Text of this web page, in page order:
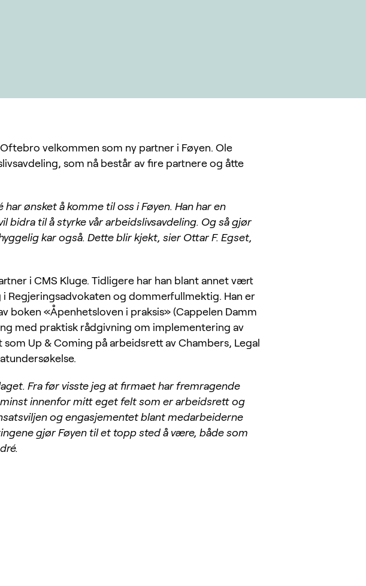
velkommen som ny partner i Føyen. Ole
som nå består av fire partnere og åtte
ønsket å komme til oss i Føyen. Han har en
bidra til å styrke vår arbeidslivsavdeling. Og så gjør
kar også. Dette blir kjekt, sier Ottar F. Egset,
i CMS Kluge. Tidligere har han blant annet vært
Regjeringsadvokaten og dommerfullmektig. Han er
boken «Åpenhetsloven i praksis» (Cappelen Damm
med praktisk rådgivning om implementering av
Up & Coming på arbeidsrett av Chambers, Legal
Fra før visste jeg at firmaet har fremragende
innenfor mitt eget felt som er arbeidsrett og
og engasjementet blant medarbeiderne
gjør Føyen til et topp sted å være, både som